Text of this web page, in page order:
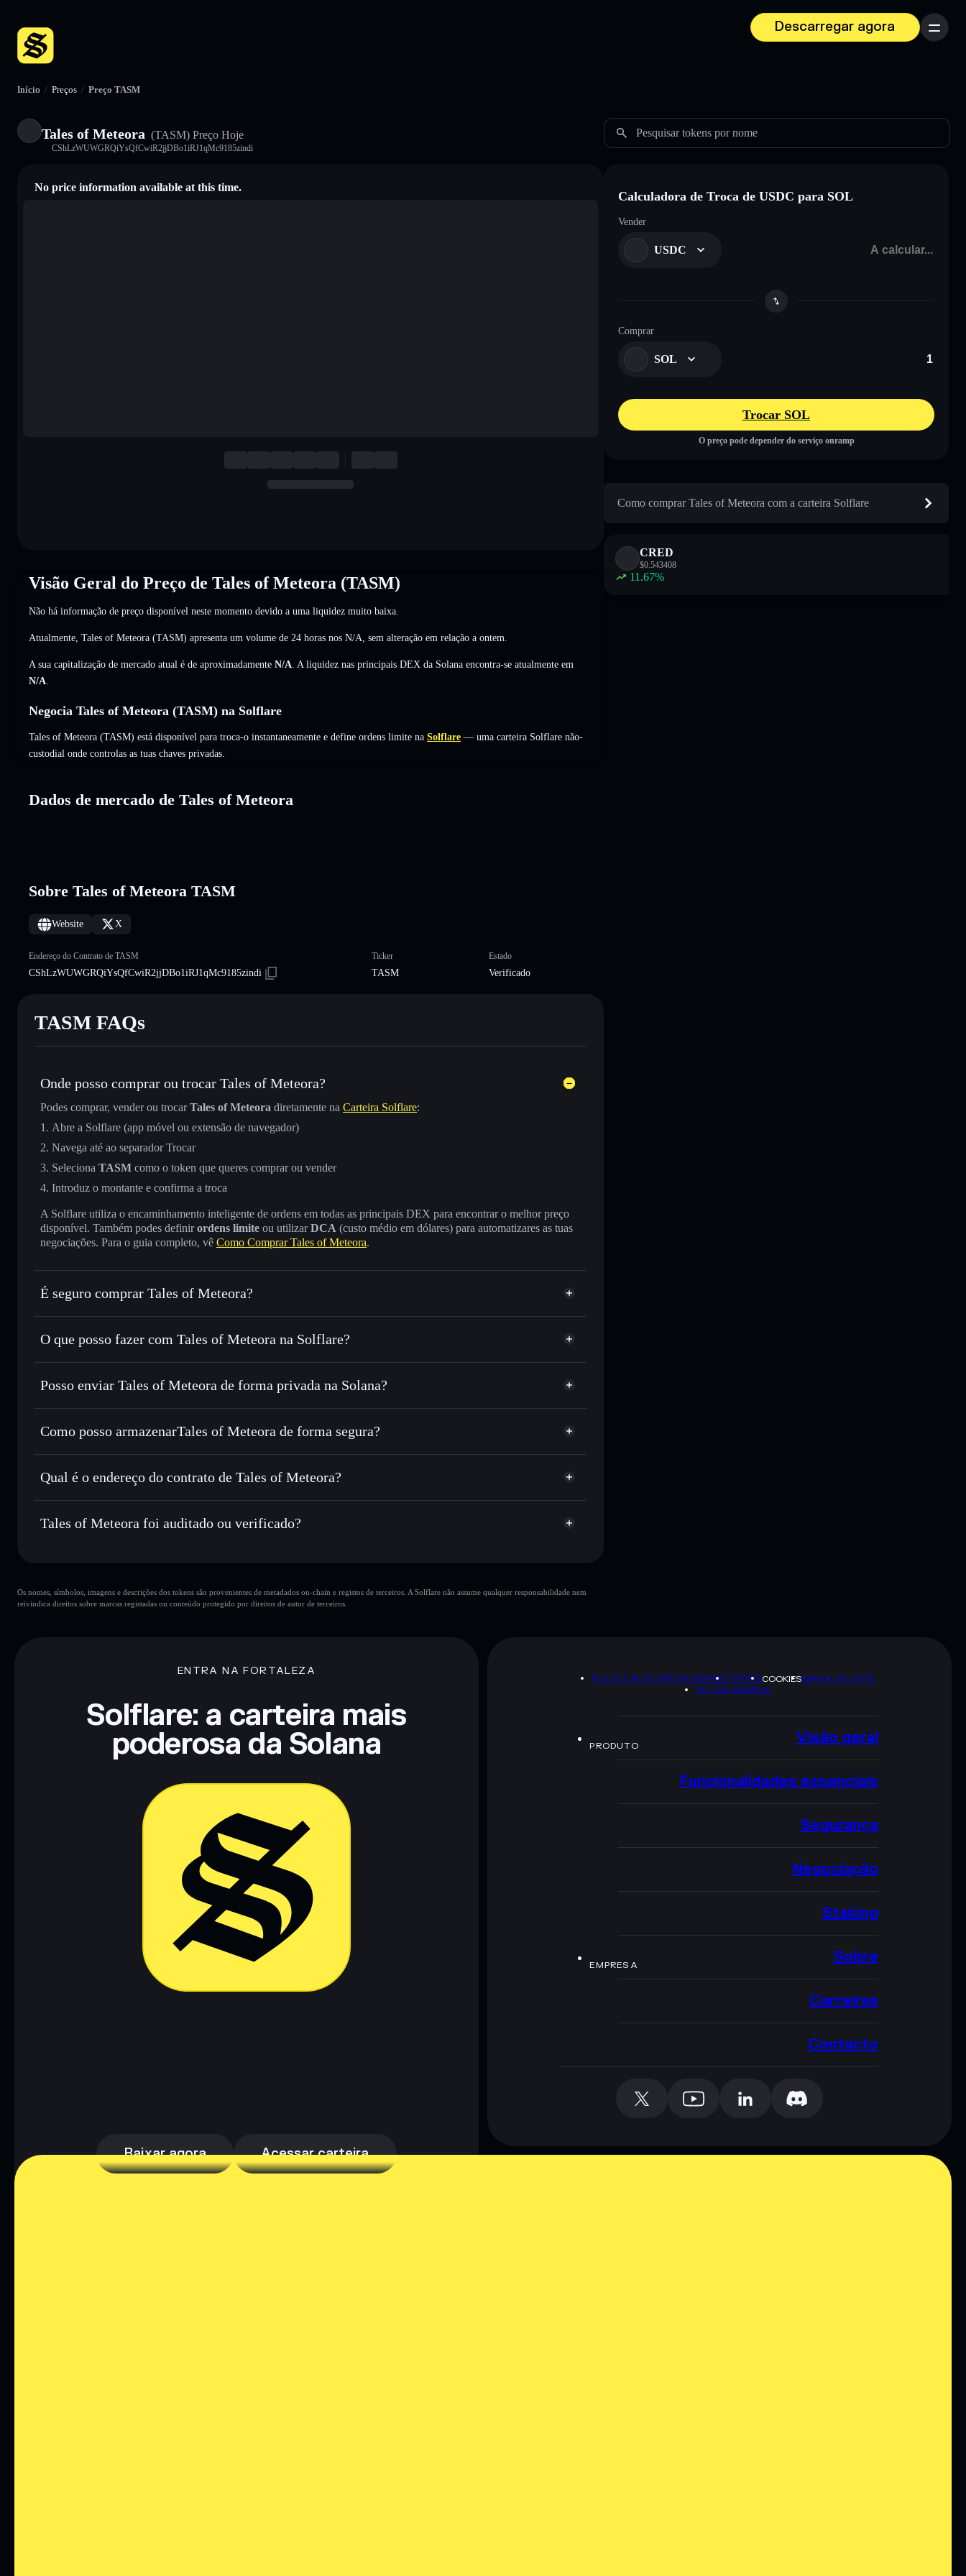
Descarregar agora
Menu
Início / Preços / Preço TASM
Tales of Meteora (TASM) Preço Hoje
CShLzWUWGRQiYsQfCwiR2jjDBo1iRJ1qMc9185zindi
Pesquisar tokens por nome
No price information available at this time.
Visão Geral do Preço de Tales of Meteora (TASM)
Não há informação de preço disponível neste momento devido a uma liquidez muito baixa.
Atualmente, Tales of Meteora (TASM) apresenta um volume de 24 horas nos N/A sem alteração em relação a ontem.
A sua capitalização de mercado atual é de aproximadamente N/A . A liquidez nas principais DEX da Solana encontra-se atualmente em
N/A
Negocia Tales of Meteora (TASM) na Solflare
Tales of Meteora (TASM) está disponível para troca-o instantaneamente e define ordens limite na Solflare — uma carteira Solflare não-
custodial onde controlas as tuas chaves privadas.
Dados de mercado de Tales of Meteora
Sobre Tales of Meteora TASM
Website X
Endereço do Contrato de TASM
CShLzWUWGRQiYsQfCwiR2jjDBo1iRJ1qMc9185zindi
Ticker
TASM
Estado
Verificado
TASM FAQs
Onde posso comprar ou trocar Tales of Meteora?
Podes comprar, vender ou trocarTales of Meteora diretamente na Carteira Solflare:
Abre a Solflare (app móvel ou extensão de navegador)
Navega até ao separador Trocar
Seleciona TASM como o token que queres comprar ou vender
Introduz o montante e confirma a troca
A Solflare utiliza o encaminhamento inteligente de ordens em todas as principais DEX para encontrar o melhor preço
disponível. Também podes definirordens limite ou utilizarDCA (custo médio em dólares) para automatizares as tuas
negociações. Para o guia completo, vê Como Comprar Tales of Meteora.
É seguro comprar Tales of Meteora?
Tales of Meteora token verificado
O que posso fazer com Tales of Meteora na Solflare?
Tales of Meteora
Carteira Solflare
Trocar instantaneamente— trocar TASM por SOL, USDC ou milhares de outros tokens Solana com
Utilizar DCA— investir de forma faseada ao longo do tempo em TASM
Enviar de forma privada— transferir TASM sem associar publicamente as carteiras usando o Agregador de
Privacidade integrado da Solflare
Posso enviar Tales of Meteora de forma privada na Solana?
Carteira Solflare Agregador de Privacidade
Tales
Como posso armazenarTales of Meteora de forma segura?
Tales of Meteora carteira não-custodial Solflare
Qual é o endereço do contrato de Tales of Meteora?
Tales of Meteora
CShLzWUWGRQiYsQfCwiR2jjDBo1iRJ1qMc9185zindi
Tales of Meteora foi auditado ou verificado?
Os nomes, símbolos, imagens e descrições dos tokens são provenientes de metadados on-chain e registos de terceiros. A Solflare não assume qualquer responsabilidade nem
reivindica direitos sobre marcas registadas ou conteúdo protegido por direitos de autor de terceiros.
Calculadora de Troca de USDC para SOL
Vender
USDC
Comprar
SOL
Trocar SOL
O preço pode depender do serviço onramp
Como comprar Tales of Meteora com a carteira Solflare
CRED
$0.543408
11.67%
ENTRA NA FORTALEZA
Solflare: a carteira mais
poderosa da Solana
Baixar agora Acessar carteira
POLÍTICA DE PRIVACIDADETERMSCOOKIESMAPA DO SITE
KIT DA MARCA
PRODUTO Visão geral
Funcionalidades essenciais
Segurança
Negociação
Staking
EMPRESA Sobre
Carreiras
Contacto